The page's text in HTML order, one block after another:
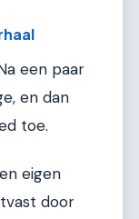
een paar
en dan
toe.
eigen
door